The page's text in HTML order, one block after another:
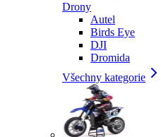
Drony
Autel
Birds Eye
DJI
Dromida
Všechny kategorie